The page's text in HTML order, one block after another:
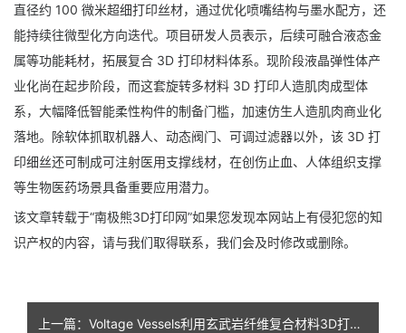
直径约 100 微米超细打印丝材，通过优化喷嘴结构与墨水配方，还
能持续往微型化方向迭代。项目研发人员表示，后续可融合液态金
属等功能耗材，拓展复合 3D 打印材料体系。现阶段液晶弹性体产
业化尚在起步阶段，而这套旋转多材料 3D 打印人造肌肉成型体
系，大幅降低智能柔性构件的制备门槛，加速仿生人造肌肉商业化
落地。除软体抓取机器人、动态阀门、可调过滤器以外，该 3D 打
印细丝还可制成可注射医用支撑线材，在创伤止血、人体组织支撑
等生物医药场景具备重要应用潜力。
该文章转载于“南极熊3D打印网”如果您发现本网站上有侵犯您的知
识产权的内容，请与我们取得联系，我们会及时修改或删除。
上一篇：Voltage Vessels利用玄武岩纤维复合材料3D打印6米长的军用船体